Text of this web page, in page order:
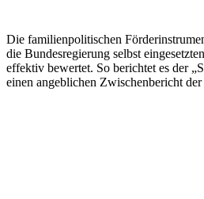
Die familienpolitischen
die Bundesregierung selbst
effektiv bewertet. So berichtet es der
einen angeblichen Zwischenbericht der